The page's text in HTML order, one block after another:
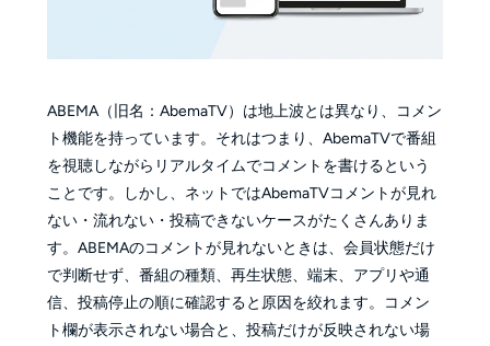
ABEMA（旧名：AbemaTV）は地上波とは異なり、コメン
ト機能を持っています。それはつまり、AbemaTVで番組
を視聴しながらリアルタイムでコメントを書けるという
ことです。しかし、ネットではAbemaTVコメントが見れ
ない・流れない・投稿できないケースがたくさんありま
す。ABEMAのコメントが見れないときは、会員状態だけ
で判断せず、番組の種類、再生状態、端末、アプリや通
信、投稿停止の順に確認すると原因を絞れます。コメン
ト欄が表示されない場合と、投稿だけが反映されない場